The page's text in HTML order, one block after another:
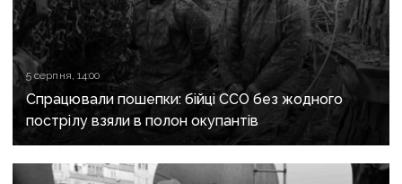
5 серпня, 14:00
Спрацювали пошепки: бійці ССО без жодного
пострілу взяли в полон окупантів